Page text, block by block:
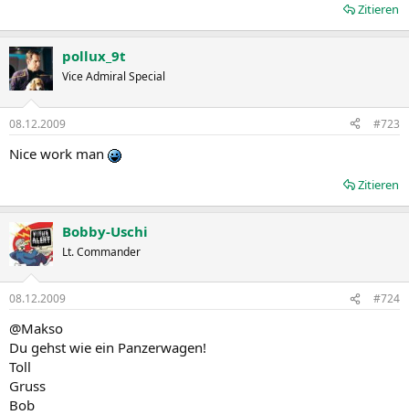
Zitieren
pollux_9t
Vice Admiral Special
08.12.2009 #723
Nice work man
Zitieren
Bobby-Uschi
Lt. Commander
08.12.2009 #724
@Makso
Du gehst wie ein Panzerwagen!
Toll
Gruss
Bob